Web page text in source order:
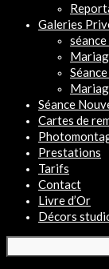
Galeries
Séance
Cartes de
Prestations
Tarifs
Contact
Livre d’Or
Décors